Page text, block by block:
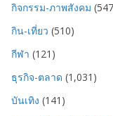
กิจกรรม-ภาพสังคม
กิน-เที่ยว (510)
กีฬา (121)
ธุรกิจ-ตลาด (1,031)
บันเทิง (141)